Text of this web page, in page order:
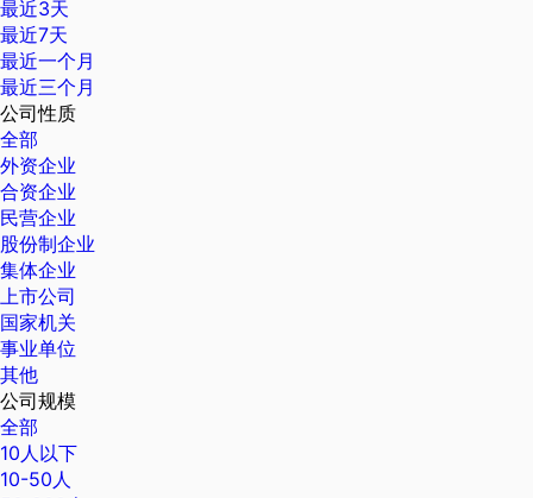
最近3天
最近7天
最近一个月
最近三个月
公司性质
全部
外资企业
合资企业
民营企业
股份制企业
集体企业
上市公司
国家机关
事业单位
其他
公司规模
全部
10人以下
10-50人